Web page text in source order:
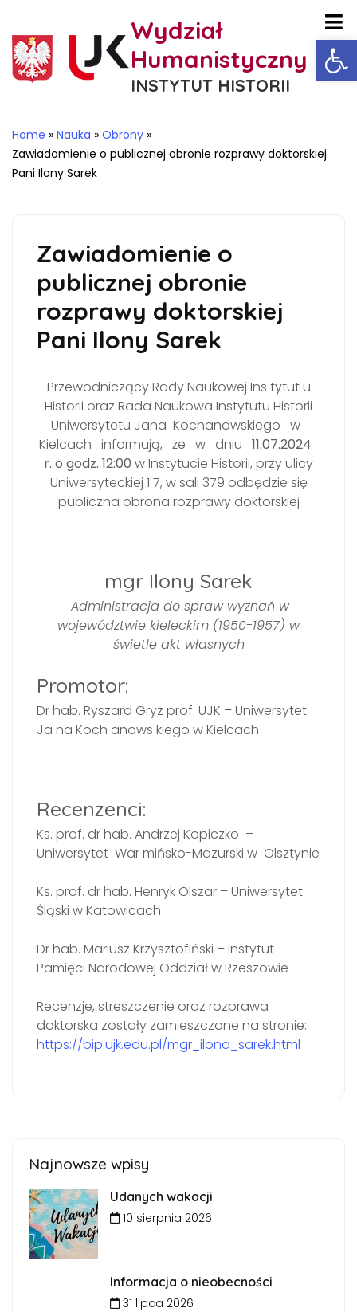
Wydział
Humanistyczny
INSTYTUT HISTORII
Home » Nauka » Obrony »
Zawiadomienie o publicznej obronie rozprawy doktorskiej
Pani Ilony Sarek
Zawiadomienie o
publicznej obronie
rozprawy doktorskiej
Pani Ilony Sarek
Przewodniczący Rady Naukowej Ins tytut u
Historii oraz Rada Naukowa Instytutu Historii
Uniwersytetu Jana Kochanowskiego w
Kielcach informują, że w dniu 11.07.2024
r. o godz. 12:00 w Instytucie Historii, przy ulicy
Uniwersyteckiej 1 7, w sali 379 odbędzie się
publiczna obrona rozprawy doktorskiej
mgr Ilony Sarek
Administracja do spraw wyznań w
województwie kieleckim (1950-1957) w
świetle akt własnych
Promotor:
Dr hab. Ryszard Gryz prof. UJK – Uniwersytet
Ja na Koch anows kiego w Kielcach
Recenzenci:
Ks. prof. dr hab. Andrzej Kopiczko –
Uniwersytet War mińsko-Mazurski w Olsztynie
Ks. prof. dr hab. Henryk Olszar – Uniwersytet
Śląski w Katowicach
Dr hab. Mariusz Krzysztofiński – Instytut
Pamięci Narodowej Oddział w Rzeszowie
Recenzje, streszczenie oraz rozprawa
doktorska zostały zamieszczone na stronie:
https://bip.ujk.edu.pl/mgr_ilona_sarek.html
Najnowsze wpisy
Udanych wakacji
10 sierpnia 2026
Informacja o nieobecności
31 lipca 2026